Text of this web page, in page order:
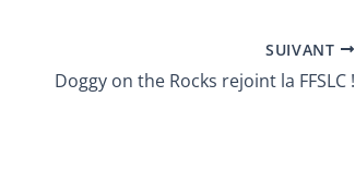
SUIVANT
Doggy on the Rocks rejoint la FFSLC !